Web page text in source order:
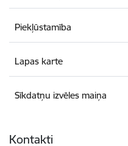
Piekļūstamība
Lapas karte
Sīkdatņu izvēles maiņa
Kontakti